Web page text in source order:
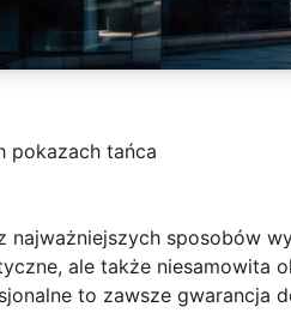
pokazach tańca
najważniejszych sposobów
ale także niesamowita
to zawsze gwarancja